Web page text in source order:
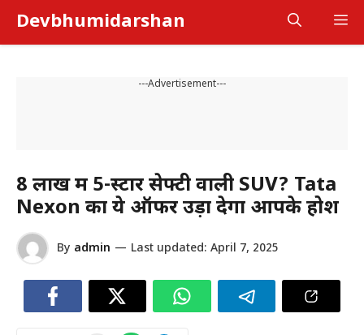
content
Devbhumidarshan
---Advertisement---
₹8 लाख में 5-स्टार सेफ्टी वाली SUV? Tata
Nexon का ये ऑफर उड़ा देगा आपके होश
By admin — Last updated: April 7, 2025